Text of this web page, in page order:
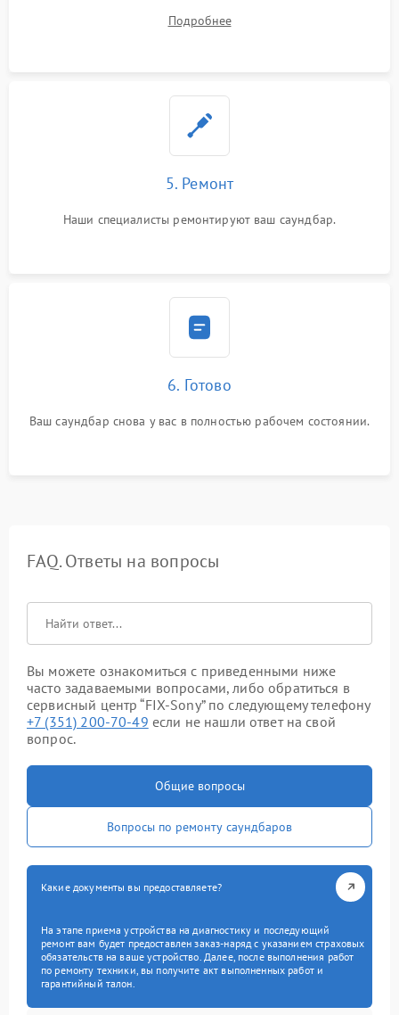
Подробнее
5. Ремонт
Наши специалисты ремонтируют ваш саундбар.
6. Готово
Ваш саундбар снова у вас в полностью рабочем состоянии.
FAQ. Ответы на вопросы
Вы можете ознакомиться с приведенными ниже
часто задаваемыми вопросами, либо обратиться в
сервисный центр “FIX-Sony” по следующему телефону
+7 (351) 200-70-49 если не нашли ответ на свой
вопрос.
Общие вопросы
Вопросы по ремонту саундбаров
Какие документы вы предоставляете?
На этапе приема устройства на диагностику и последующий
ремонт вам будет предоставлен заказ-наряд с указанием страховых
обязательств на ваше устройство. Далее, после выполнения работ
по ремонту техники, вы получите акт выполненных работ и
гарантийный талон.